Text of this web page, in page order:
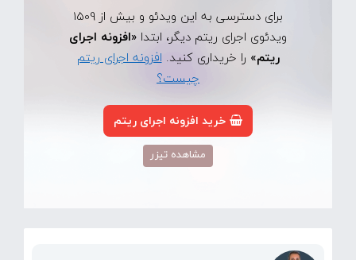
برای دسترسی به این ویدئو و بیش از 1509
ویدئوی اجرای ریتم دیگر، ابتدا «افزونه اجرای
ریتم» را خریداری کنید.افزونه اجرای ریتم
چیست؟
خرید افزونه اجرای ریتم
مشاهده تیزر